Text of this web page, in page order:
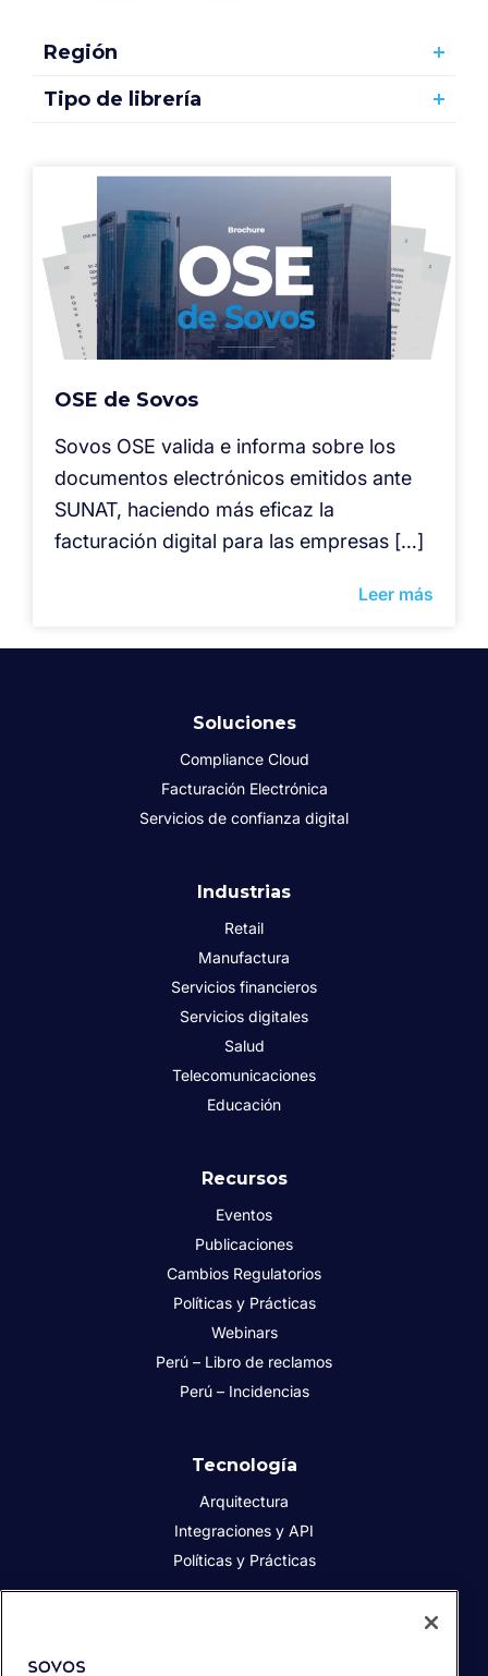
Región
Tipo de librería
OSE de Sovos
Sovos OSE valida e informa sobre los
documentos electrónicos emitidos ante
SUNAT, haciendo más eficaz la
facturación digital para las empresas […]
Leer más
Soluciones
Compliance Cloud
Facturación Electrónica
Servicios de confianza digital
Industrias
Retail
Manufactura
Servicios financieros
Servicios digitales
Salud
Telecomunicaciones
Educación
Recursos
Eventos
Publicaciones
Cambios Regulatorios
Políticas y Prácticas
Webinars
Perú – Libro de reclamos
Perú – Incidencias
Tecnología
Arquitectura
Integraciones y API
Políticas y Prácticas